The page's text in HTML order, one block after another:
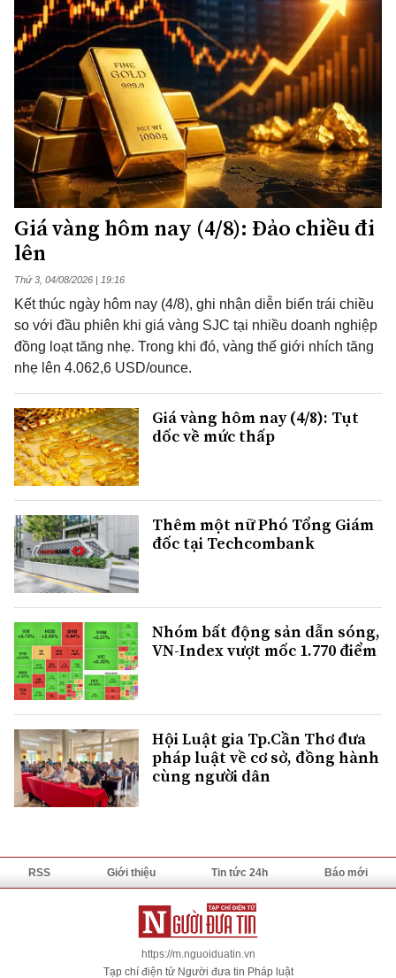
Giá vàng hôm nay (4/8): Đảo chiều đi
lên
Thứ 3, 04/08/2026 | 19:16
Kết thúc ngày hôm nay (4/8), ghi nhận diễn biến trái chiều
so với đầu phiên khi giá vàng SJC tại nhiều doanh nghiệp
đồng loạt tăng nhẹ. Trong khi đó, vàng thế giới nhích tăng
nhẹ lên 4.062,6 USD/ounce.
Giá vàng hôm nay (4/8): Tụt
dốc về mức thấp
Thêm một nữ Phó Tổng Giám
đốc tại Techcombank
Nhóm bất động sản dẫn sóng,
VN-Index vượt mốc 1.770 điểm
Hội Luật gia Tp.Cần Thơ đưa
pháp luật về cơ sở, đồng hành
cùng người dân
RSS Giới thiệu Tin tức 24h Báo mới
https://m.nguoiduatin.vn
Tạp chí điện tử Người đưa tin Pháp luật